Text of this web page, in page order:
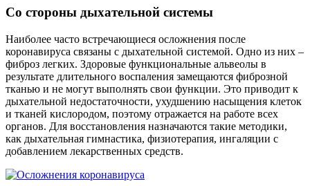
Со стороны дыхательной системы
Наиболее часто встречающиеся осложнения после
коронавируса связаны с дыхательной системой. Одно из них –
фиброз легких. Здоровые функциональные альвеолы в
результате длительного воспаления замещаются фиброзной
тканью и не могут выполнять свои функции. Это приводит к
дыхательной недостаточности, ухудшению насыщения клеток
и тканей кислородом, поэтому отражается на работе всех
органов. Для восстановления назначаются такие методики,
как дыхательная гимнастика, физиотерапия, ингаляции с
добавлением лекарственных средств.